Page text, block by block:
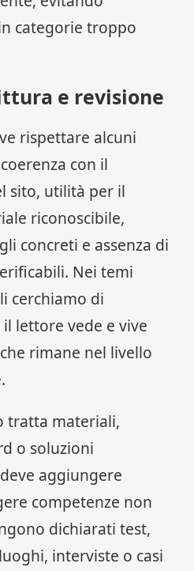
categorie troppo
e revisione
rispettare alcuni
con il
sito, utilità per il
riconoscibile,
concreti e assenza di
Nei temi
cerchiamo di
lettore vede e vive
rimane nel livello
tratta materiali,
o soluzioni
aggiungere
competenze non
dichiarati test,
interviste o casi